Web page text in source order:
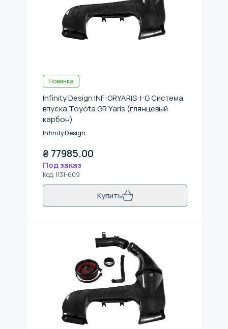
Новинка
Infinity Design INF-GRYARIS-I-G Система
впуска Toyota GR Yaris (глянцевый
карбон)
Infinity Design
₴ 77985.00
Под заказ
Код:1131-609
Купить